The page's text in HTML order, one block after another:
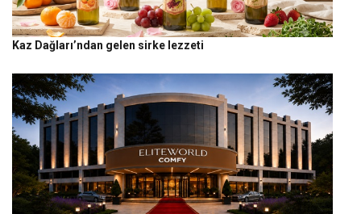
Kaz Dağları’ndan gelen sirke lezzeti